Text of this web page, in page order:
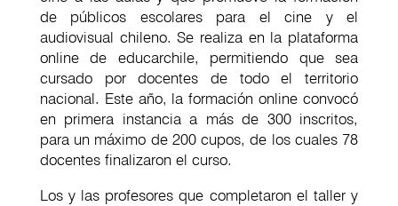
de públicos escolares para el cine y el
audiovisual chileno. Se realiza en la plataforma
online de educarchile, permitiendo que sea
cursado por docentes de todo el territorio
nacional. Este año, la formación online convocó
en primera instancia a más de 300 inscritos,
para un máximo de 200 cupos, de los cuales 78
docentes finalizaron el curso.
Los y las profesores que completaron el taller y